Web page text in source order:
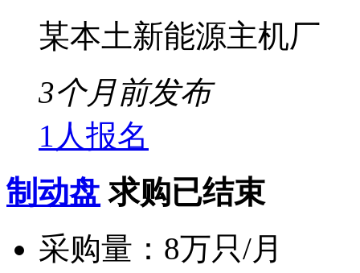
某本土新能源主机厂
3个月前发布
1人报名
制动盘 求购已结束
采购量： 8万只/月